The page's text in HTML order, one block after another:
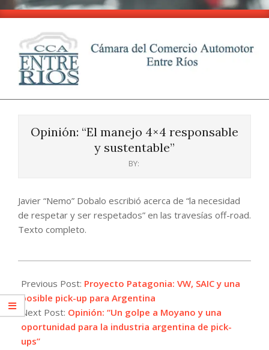
Skip
content
CCA
Entre
Opinión: “El manejo 4×4 responsable
y sustentable”
BY:
Javier “Nemo” Dobalo escribió acerca de “la necesidad
de respetar y ser respetados” en las travesías off-road.
Texto completo.
09-
16
Previous Post: Proyecto Patagonia: VW, SAIC y una
posible pick-up para Argentina
Next Post: Opinión: “Un golpe a Moyano y una
oportunidad para la industria argentina de pick-
ups”